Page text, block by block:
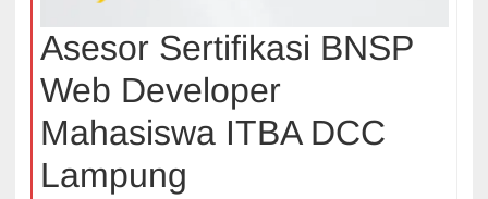
Asesor Sertifikasi BNSP
Web Developer
Mahasiswa ITBA DCC
Lampung